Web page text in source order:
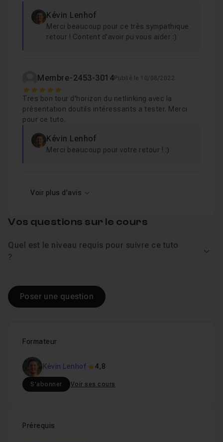
Voir
Leçon 10
Voir
Leçon 11 11. Conclusion
Voir
Kévin Lenhof
Merci beaucoup pour ce très sympathique
retour ! Content d'avoir pu vous aider :)
Membre-2453-3014Publié le 10/08/2022
5
Tres bon tour d'horizon du netlinking avec la
présentation doutils intéressants a tester. Merci
pour ce tuto.
Kévin Lenhof
Merci beaucoup pour votre retour ! :)
Voir plus d'avis
Formateur
Kévin Lenhof 4,8
S'abonner Voir ses cours
Prérequis
Vos questions sur le cours
Quel est le niveau requis pour suivre ce tuto
?
Poser une question